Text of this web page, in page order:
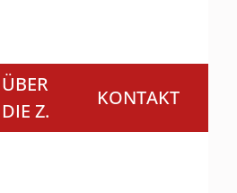
ÜBER
DIE Z.
KONTAKT